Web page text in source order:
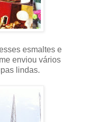
esmaltes e
enviou vários
lindas.